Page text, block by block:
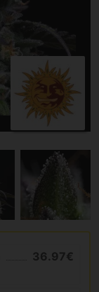
36.97€